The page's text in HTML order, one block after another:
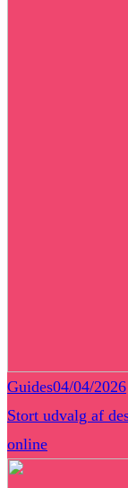
Guides04/04/2026
Stort udvalg af
online